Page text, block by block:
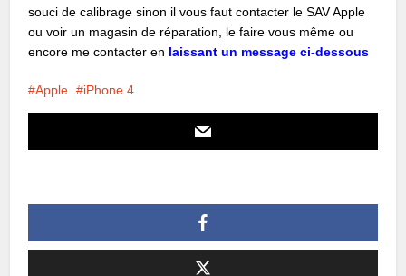
souci de calibrage sinon il vous faut contacter le SAV Apple
ou voir un magasin de réparation, le faire vous même ou
encore me contacter en laissant un message ci-dessous
Apple iPhone 4